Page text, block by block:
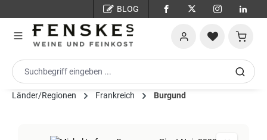
BLOG
Länder/Regionen Frankreich Burgund